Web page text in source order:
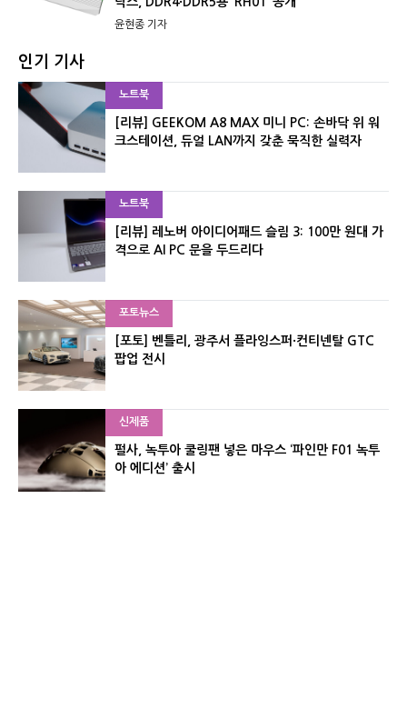
윤현종 기자
인기 기사
노트북
[리뷰] GEEKOM A8 MAX 미니 PC: 손바닥 위 워
크스테이션, 듀얼 LAN까지 갖춘 묵직한 실력자
노트북
[리뷰] 레노버 아이디어패드 슬림 3: 100만 원대 가
격으로 AI PC 문을 두드리다
포토뉴스
[포토] 벤틀리, 광주서 플라잉스퍼·컨티넨탈 GTC
팝업 전시
신제품
펄사, 녹투아 쿨링팬 넣은 마우스 ‘파인만 F01 녹투
아 에디션’ 출시